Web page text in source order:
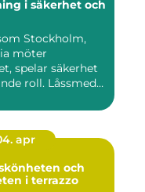
i säkerhet och
Stockholm,
möter
spelar säkerhet
roll. Låssmed
apr
och
i terrazzo